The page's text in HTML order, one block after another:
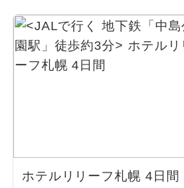
ホテルリリーフ札幌 4日間